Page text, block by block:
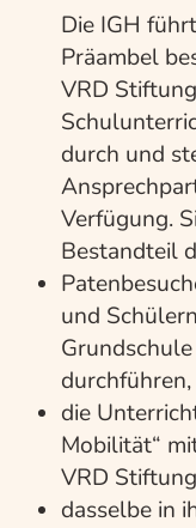
Die IGH
Präambel
VRD
durch und
Verfügung.
Bestandteil
und
durchführen,
die
Mobilität“
VRD
dasselbe in